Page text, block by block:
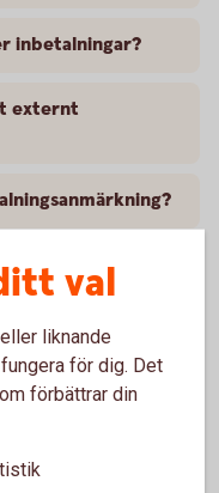
inbetalningar?
externt
av betal- och
sparbankerna
och är
kreditkorten.
val
liknande
för dig. Det
förbättrar din